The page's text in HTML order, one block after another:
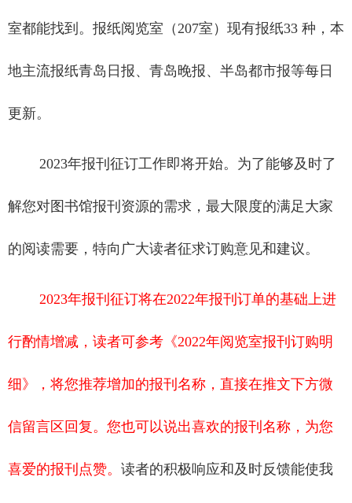
室都能找到。报纸阅览室（207室）现有报纸33 种，本
地主流报纸青岛日报、青岛晚报、半岛都市报等每日
更新。
2023年报刊征订工作即将开始。为了能够及时了
解您对图书馆报刊资源的需求，最大限度的满足大家
的阅读需要，特向广大读者征求订购意见和建议。
2023年报刊征订将在2022年报刊订单的基础上进
行酌情增减，读者可参考《2022年阅览室报刊订购明
细》，将您推荐增加的报刊名称，直接在推文下方微
信留言区回复。您也可以说出喜欢的报刊名称，为您
喜爱的报刊点赞。 读者的积极响应和及时反馈能使我